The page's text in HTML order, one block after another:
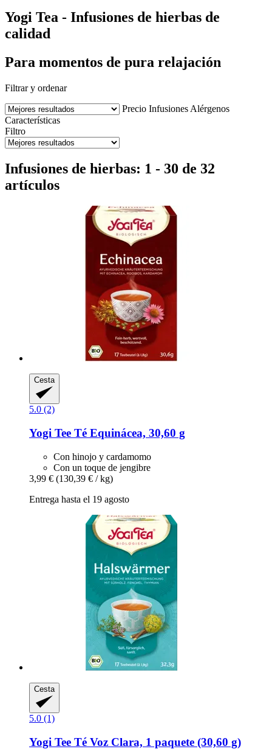
Yogi Tea - Infusiones de hierbas de
calidad
Para momentos de pura relajación
Filtrar y ordenar
Precio Infusiones Alérgenos
Características
Filtro
Infusiones de hierbas: 1 - 30 de 32
artículos
Cesta
5.0 (2)
Yogi Tee Té Equinácea, 30,60 g
Con hinojo y cardamomo
Con un toque de jengibre
3,99 € (130,39 € / kg)
Entrega hasta el 19 agosto
Cesta
5.0 (1)
Yogi Tee Té Voz Clara, 1 paquete (30,60 g)